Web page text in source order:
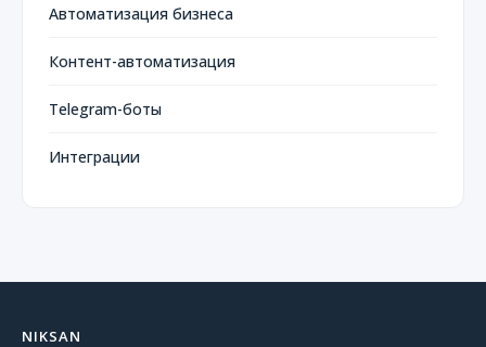
Автоматизация бизнеса
Контент-автоматизация
Telegram-боты
Интеграции
NIKSAN